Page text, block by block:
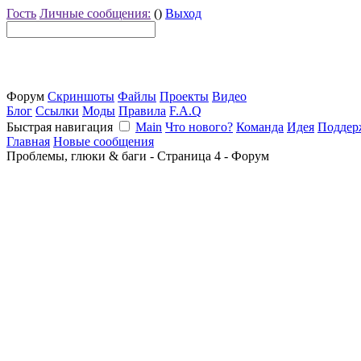
Гость Личные сообщения: () Выход
Форум Скриншоты Файлы Проекты Видео
Блог Ссылки Моды Правила F.A.Q
Быстрая навигация
Main Что нового? Команда Идея
Главная Новые сообщения
Проблемы, глюки & баги - Страница 4 - Форум